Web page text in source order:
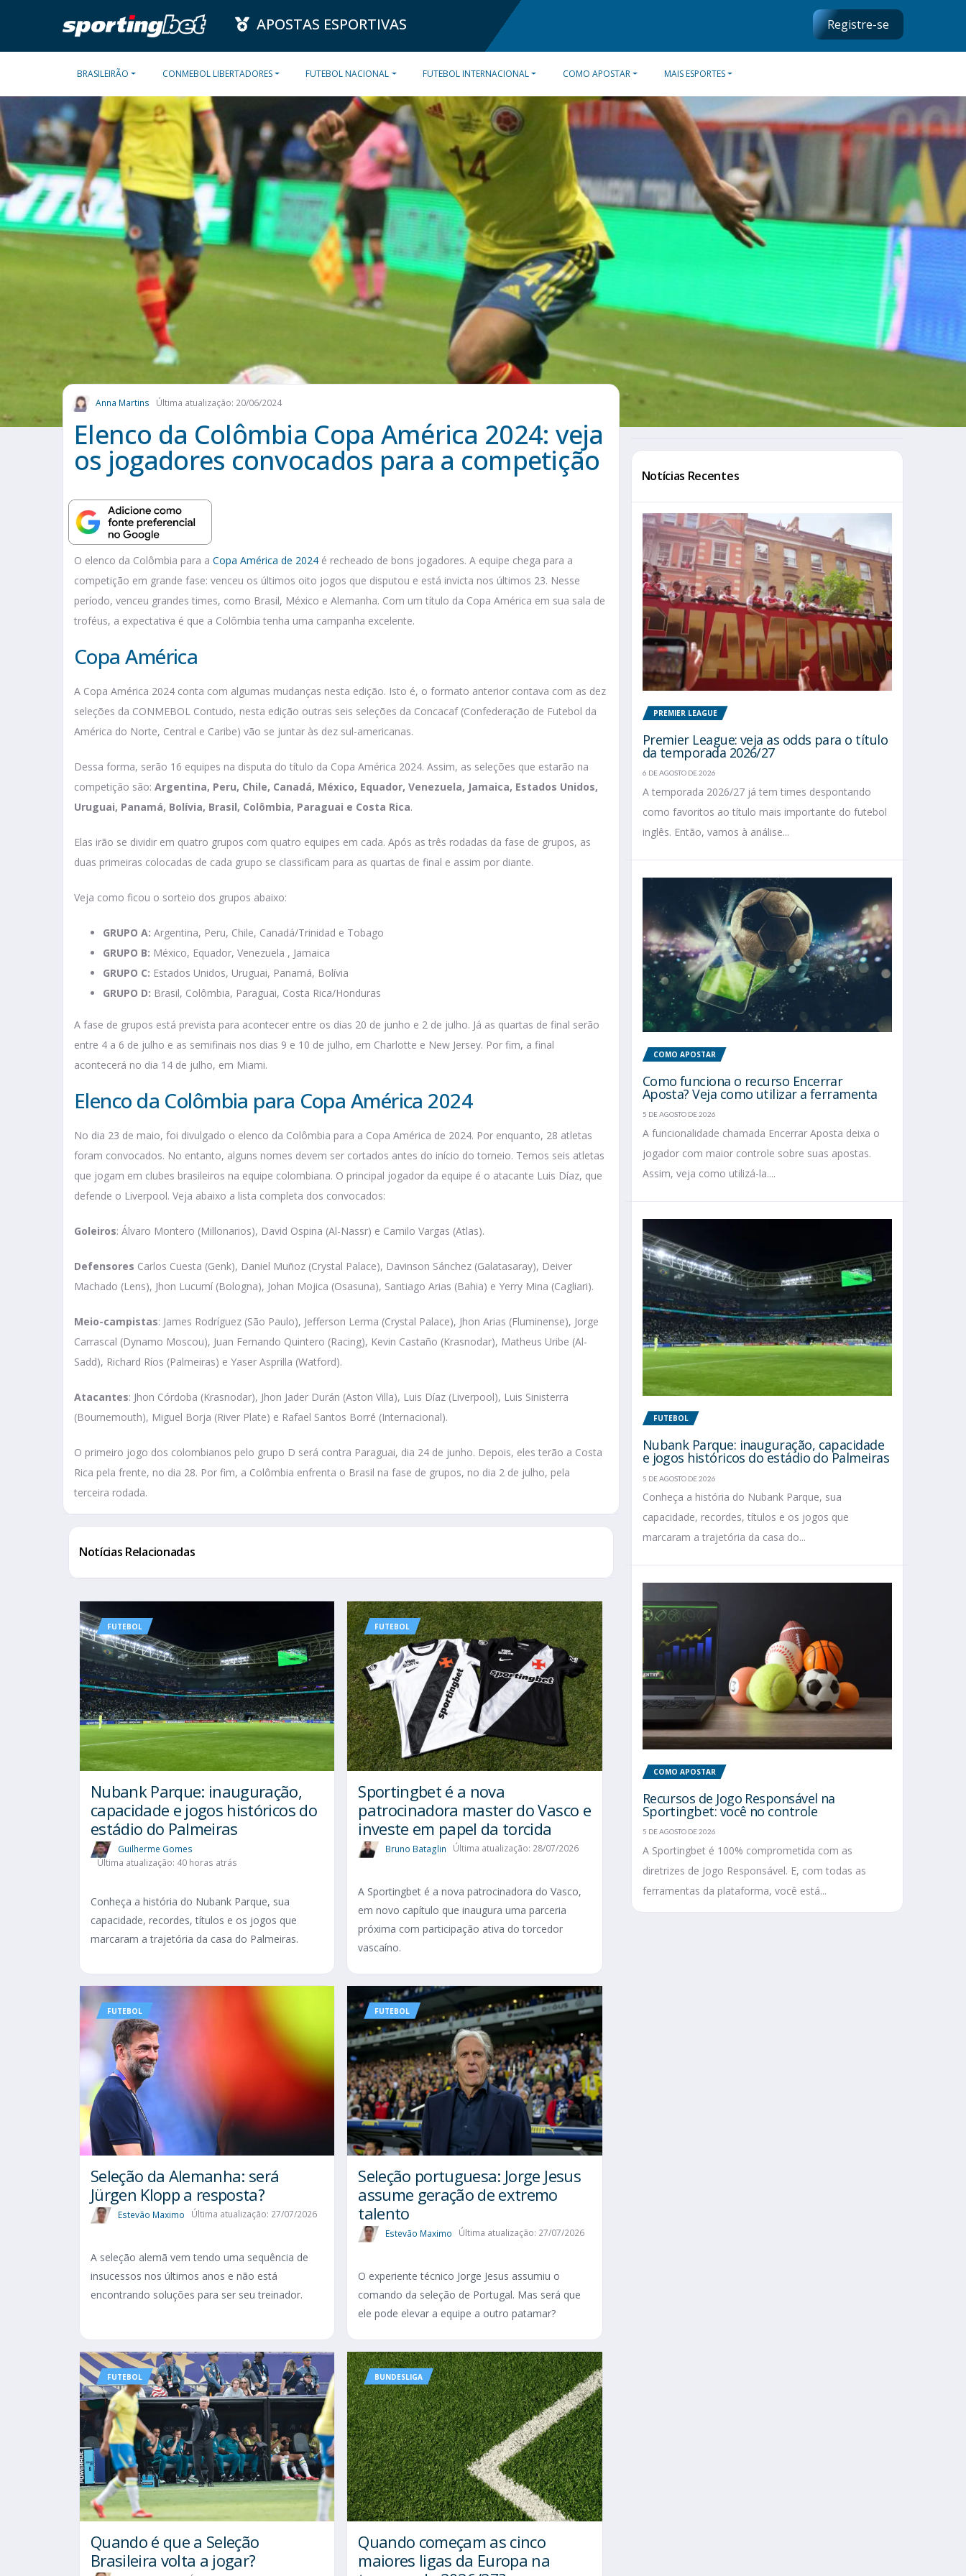
APOSTAS ESPORTIVAS Registre-se
BRASILEIRÃO CONMEBOL LIBERTADORES FUTEBOL NACIONAL FUTEBOL INTERNACIONAL COMO APOSTAR MAIS ESPORTES
Anna Martins Última atualização: 20/06/2024
Elenco da Colômbia Copa América 2024: veja
os jogadores convocados para a competição
O elenco da Colômbia para a Copa América de 2024 é recheado de bons jogadores. A equipe chega para a
competição em grande fase: venceu os últimos oito jogos que disputou e está invicta nos últimos 23. Nesse
período, venceu grandes times, como Brasil, México e Alemanha. Com um título da Copa América em sua sala de
troféus, a expectativa é que a Colômbia tenha uma campanha excelente.
Copa América
A Copa América 2024 conta com algumas mudanças nesta edição. Isto é, o formato anterior contava com as dez
seleções da CONMEBOL Contudo, nesta edição outras seis seleções da Concacaf (Confederação de Futebol da
América do Norte, Central e Caribe) vão se juntar às dez sul-americanas.
Dessa forma, serão 16 equipes na disputa do título da Copa América 2024. Assim, as seleções que estarão na
competição são: Argentina, Peru, Chile, Canadá, México, Equador, Venezuela, Jamaica, Estados Unidos,
Uruguai, Panamá, Bolívia, Brasil, Colômbia, Paraguai e Costa Rica.
Elas irão se dividir em quatro grupos com quatro equipes em cada. Após as três rodadas da fase de grupos, as
duas primeiras colocadas de cada grupo se classificam para as quartas de final e assim por diante.
Veja como ficou o sorteio dos grupos abaixo:
GRUPO A: Argentina, Peru, Chile, Canadá/Trinidad e Tobago
GRUPO B: México, Equador, Venezuela , Jamaica
GRUPO C: Estados Unidos, Uruguai, Panamá, Bolívia
GRUPO D: Brasil, Colômbia, Paraguai, Costa Rica/Honduras
A fase de grupos está prevista para acontecer entre os dias 20 de junho e 2 de julho. Já as quartas de final serão
entre 4 a 6 de julho e as semifinais nos dias 9 e 10 de julho, em Charlotte e New Jersey. Por fim, a final
acontecerá no dia 14 de julho, em Miami.
Elenco da Colômbia para Copa América 2024
No dia 23 de maio, foi divulgado o elenco da Colômbia para a Copa América de 2024. Por enquanto, 28 atletas
foram convocados. No entanto, alguns nomes devem ser cortados antes do início do torneio. Temos seis atletas
que jogam em clubes brasileiros na equipe colombiana. O principal jogador da equipe é o atacante Luis Díaz, que
defende o Liverpool. Veja abaixo a lista completa dos convocados:
Goleiros: Álvaro Montero (Millonarios), David Ospina (Al-Nassr) e Camilo Vargas (Atlas).
Defensores Carlos Cuesta (Genk), Daniel Muñoz (Crystal Palace), Davinson Sánchez (Galatasaray), Deiver
Machado (Lens), Jhon Lucumí (Bologna), Johan Mojica (Osasuna), Santiago Arias (Bahia) e Yerry Mina (Cagliari).
Meio-campistas: James Rodríguez (São Paulo), Jefferson Lerma (Crystal Palace), Jhon Arias (Fluminense), Jorge
Carrascal (Dynamo Moscou), Juan Fernando Quintero (Racing), Kevin Castaño (Krasnodar), Matheus Uribe (Al-
Sadd), Richard Ríos (Palmeiras) e Yaser Asprilla (Watford).
Atacantes: Jhon Córdoba (Krasnodar), Jhon Jader Durán (Aston Villa), Luis Díaz (Liverpool), Luis Sinisterra
(Bournemouth), Miguel Borja (River Plate) e Rafael Santos Borré (Internacional).
O primeiro jogo dos colombianos pelo grupo D será contra Paraguai, dia 24 de junho. Depois, eles terão a Costa
Rica pela frente, no dia 28. Por fim, a Colômbia enfrenta o Brasil na fase de grupos, no dia 2 de julho, pela
terceira rodada.
Notícias Relacionadas
FUTEBOL
Nubank Parque: inauguração,
capacidade e jogos históricos do
estádio do Palmeiras
Guilherme Gomes
Última atualização: 40 horas atrás
Conheça a história do Nubank Parque, sua
capacidade, recordes, títulos e os jogos que
marcaram a trajetória da casa do Palmeiras.
FUTEBOL
Sportingbet é a nova
patrocinadora master do Vasco e
investe em papel da torcida
Bruno Bataglin Última atualização: 28/07/2026
A Sportingbet é a nova patrocinadora do Vasco,
em novo capítulo que inaugura uma parceria
próxima com participação ativa do torcedor
vascaíno.
FUTEBOL
Seleção da Alemanha: será
Jürgen Klopp a resposta?
Estevão Maximo Última atualização: 27/07/2026
A seleção alemã vem tendo uma sequência de
insucessos nos últimos anos e não está
encontrando soluções para ser seu treinador.
FUTEBOL
Seleção portuguesa: Jorge Jesus
assume geração de extremo
talento
Estevão Maximo Última atualização: 27/07/2026
O experiente técnico Jorge Jesus assumiu o
comando da seleção de Portugal. Mas será que
ele pode elevar a equipe a outro patamar?
FUTEBOL
Quando é que a Seleção
Brasileira volta a jogar?
BUNDESLIGA
Quando começam as cinco
maiores ligas da Europa na
Notícias Recentes
PREMIER LEAGUE
Premier League: veja as odds para o título
da temporada 2026/27
6 DE AGOSTO DE 2026
A temporada 2026/27 já tem times despontando
como favoritos ao título mais importante do futebol
inglês. Então, vamos à análise...
COMO APOSTAR
Como funciona o recurso Encerrar
Aposta? Veja como utilizar a ferramenta
5 DE AGOSTO DE 2026
A funcionalidade chamada Encerrar Aposta deixa o
jogador com maior controle sobre suas apostas.
Assim, veja como utilizá-la....
FUTEBOL
Nubank Parque: inauguração, capacidade
e jogos históricos do estádio do Palmeiras
5 DE AGOSTO DE 2026
Conheça a história do Nubank Parque, sua
capacidade, recordes, títulos e os jogos que
marcaram a trajetória da casa do...
COMO APOSTAR
Recursos de Jogo Responsável na
Sportingbet: você no controle
5 DE AGOSTO DE 2026
A Sportingbet é 100% comprometida com as
diretrizes de Jogo Responsável. E, com todas as
ferramentas da plataforma, você está...